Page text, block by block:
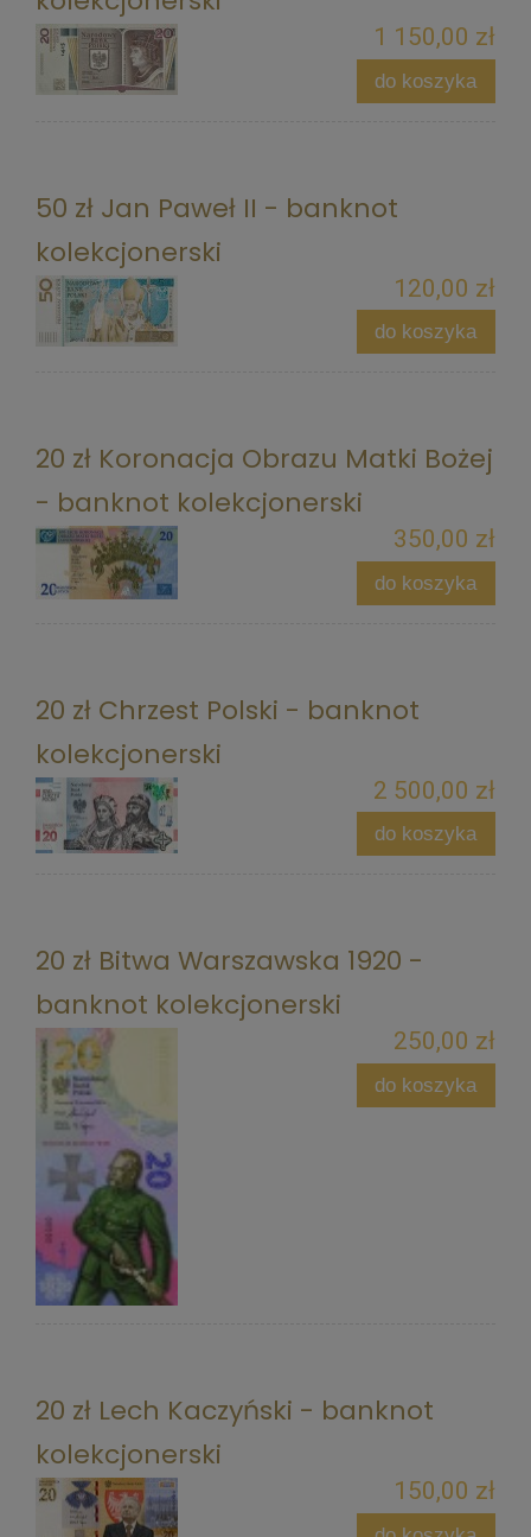
1 150,00 zł
do koszyka
50 zł Jan Paweł II - banknot
kolekcjonerski
120,00 zł
do koszyka
20 zł Koronacja Obrazu Matki Bożej
- banknot kolekcjonerski
350,00 zł
do koszyka
20 zł Chrzest Polski - banknot
kolekcjonerski
2 500,00 zł
do koszyka
20 zł Bitwa Warszawska 1920 -
banknot kolekcjonerski
250,00 zł
do koszyka
20 zł Lech Kaczyński - banknot
kolekcjonerski
150,00 zł